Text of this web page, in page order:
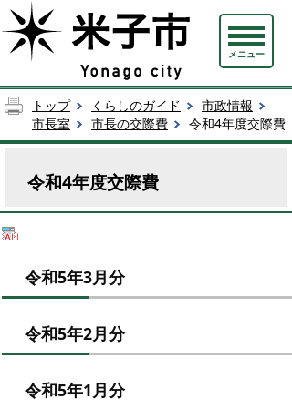
メニュー
トップ くらしのガイド
市政情報
市長室
市長の交際費 令和4年度交際費
令和4年度交際費
令和5年3月分
令和5年2月分
令和5年1月分